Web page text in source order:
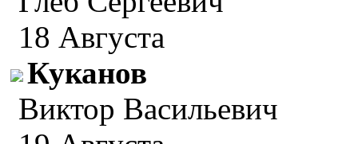
18 Августа
Куканов
Виктор Васильевич